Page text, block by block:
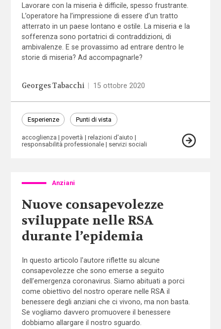
Lavorare con la miseria è difficile, spesso frustrante.
L’operatore ha l’impressione di essere d’un tratto
atterrato in un paese lontano e ostile. La miseria e la
sofferenza sono portatrici di contraddizioni, di
ambivalenze. E se provassimo ad entrare dentro le
storie di miseria? Ad accompagnarle?
Georges Tabacchi 15 ottobre 2020
Esperienze Punti di vista
accoglienza povertà
relazioni d'aiuto
responsabilità professionale
servizi sociali
Anziani
Nuove consapevolezze
sviluppate nelle RSA
durante l’epidemia
In questo articolo l'autore riflette su alcune
consapevolezze che sono emerse a seguito
dell’emergenza coronavirus. Siamo abituati a porci
come obiettivo del nostro operare nelle RSA il
benessere degli anziani che ci vivono, ma non basta.
Se vogliamo davvero promuovere il benessere
dobbiamo allargare il nostro sguardo.